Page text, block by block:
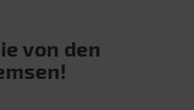
von den